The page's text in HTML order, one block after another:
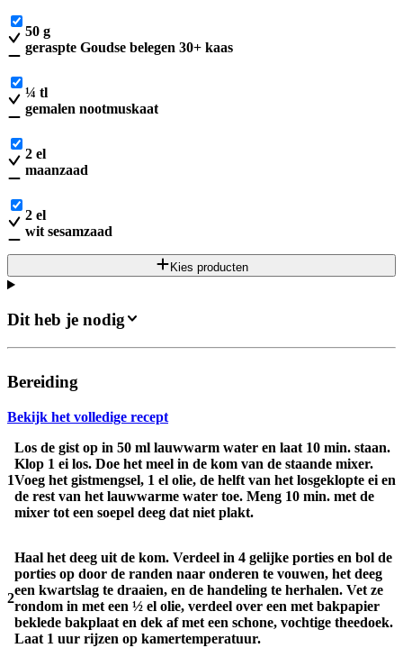
50 g
geraspte Goudse belegen 30+ kaas
¼ tl
gemalen nootmuskaat
2 el
maanzaad
2 el
wit sesamzaad
Kies producten
Dit heb je nodig
Bereiding
Bekijk het volledige recept
1
Los de gist op in 50 ml lauwwarm water en laat 10 min. staan.
Klop 1 ei los. Doe het meel in de kom van de staande mixer.
Voeg het gistmengsel, 1 el olie, de helft van het losgeklopte ei en
de rest van het lauwwarme water toe. Meng 10 min. met de
mixer tot een soepel deeg dat niet plakt.
2
Haal het deeg uit de kom. Verdeel in 4 gelijke porties en bol de
porties op door de randen naar onderen te vouwen, het deeg
een kwartslag te draaien, en de handeling te herhalen. Vet ze
rondom in met een ½ el olie, verdeel over een met bakpapier
beklede bakplaat en dek af met een schone, vochtige theedoek.
Laat 1 uur rijzen op kamertemperatuur.